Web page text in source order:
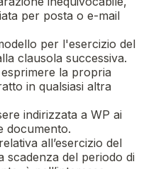
per posta o e-mail
per l'esercizio del
clausola successiva.
la propria
in qualsiasi altra
indirizzata a WP ai
documento.
all’esercizio del
scadenza del periodo di